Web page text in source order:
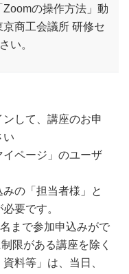
の操作方法」動
商工会議所 研修セ
い。
して、講座のお申
い
イページ」のユーザ
みの「担当者様」と
要です。
まで参加申込みがで
限がある講座を除く
料等」は、当日、